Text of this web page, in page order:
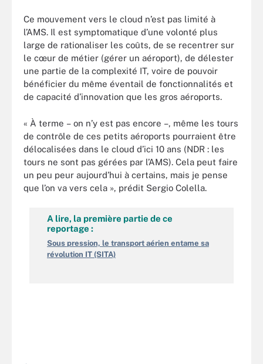
Ce mouvement vers le cloud n’est pas limité à
l’AMS. Il est symptomatique d’une volonté plus
large de rationaliser les coûts, de se recentrer sur
le cœur de métier (gérer un aéroport), de délester
une partie de la complexité IT, voire de pouvoir
bénéficier du même éventail de fonctionnalités et
de capacité d’innovation que les gros aéroports.
« À terme – on n’y est pas encore –, même les tours
de contrôle de ces petits aéroports pourraient être
délocalisées dans le cloud d’ici 10 ans (NDR : les
tours ne sont pas gérées par l’AMS). Cela peut faire
un peu peur aujourd’hui à certains, mais je pense
que l’on va vers cela », prédit Sergio Colella.
A lire, la première partie de ce
reportage :
Sous pression, le transport aérien entame sa
révolution IT (SITA)